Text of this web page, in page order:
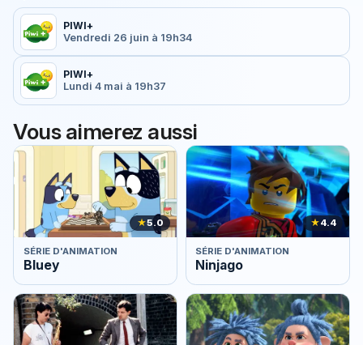
PIWI+
Vendredi 26 juin à 19h34
PIWI+
Lundi 4 mai à 19h37
Vous aimerez aussi
★5.0
SÉRIE D'ANIMATION
Bluey
★4.4
SÉRIE D'ANIMATION
Ninjago